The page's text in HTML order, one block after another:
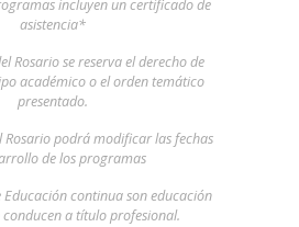
incluyen un certificado de
asistencia*
Rosario se reserva el derecho de
académico o el orden temático
presentado.
Rosario podrá modificar las fechas
de los programas
continua son educación
a título profesional.